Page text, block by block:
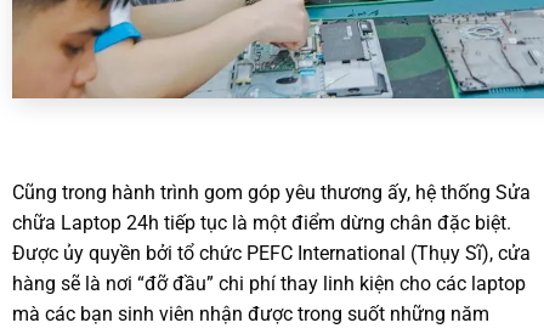
Cũng trong hành trình gom góp yêu thương ấy, hệ thống Sửa
chữa Laptop 24h tiếp tục là một điểm dừng chân đặc biệt.
Được ủy quyền bởi tổ chức PEFC International (Thụy Sĩ), cửa
hàng sẽ là nơi “đỡ đầu” chi phí thay linh kiện cho các laptop
mà các bạn sinh viên nhận được trong suốt những năm